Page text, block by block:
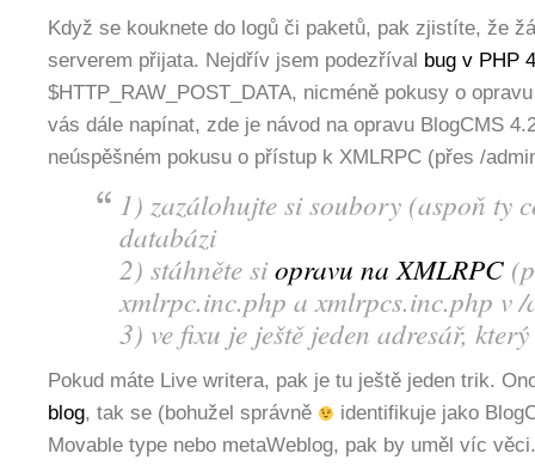
Když se kouknete do logů či paketů, pak zjistíte, že
serverem přijata. Nejdřív jsem podezříval bug v PHP
$HTTP_RAW_POST_DATA, nicméně pokusy o
vás dále napínat, zde je návod na opravu BlogCMS
neúspěšném pokusu o přístup k XMLRPC (přes /
1) zazálohujte si soubory (aspoň ty
databázi
2) stáhněte siopravu na XMLRPC
xmlrpc.inc.php a xmlrpcs.inc.php v
3) ve fixu je ještě jeden adresář,
Pokud máte Live writera, pak je tu ještě jeden trik.
blog, tak se (bohužel správně
identifikuje jako
Movable type nebo metaWeblog, pak by uměl víc